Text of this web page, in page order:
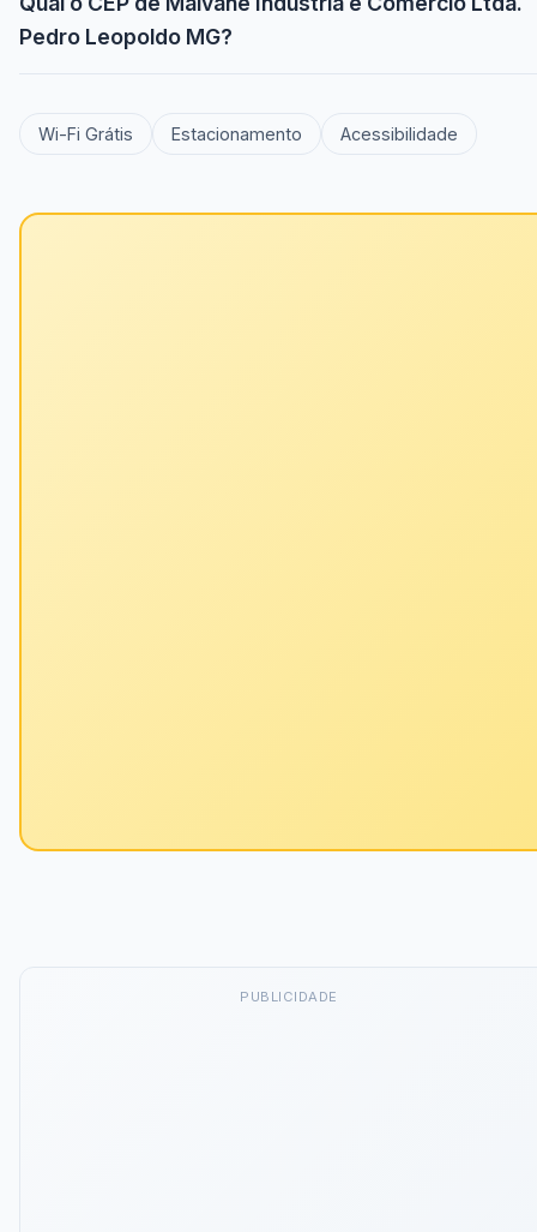
Pedro Leopoldo MG?
Wi-Fi Grátis Estacionamento Acessibilidade
PUBLICIDADE